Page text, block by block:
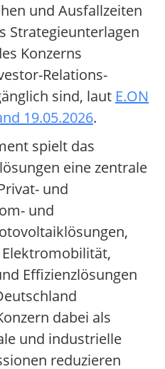
und Ausfallzeiten
Strategieunterlagen
Konzerns
Relations-
sind, laut E.ON
19.05.2026.
spielt das
eine zentrale
und
und
Effizienzlösungen
dabei als
und industrielle
reduzieren